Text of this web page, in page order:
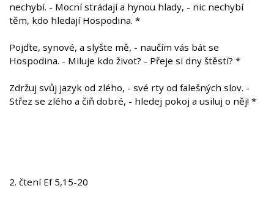
nechybí. - Mocní strádají a hynou hlady, - nic nechybí
těm, kdo hledají Hospodina. *
Pojďte, synové, a slyšte mě, - naučím vás bát se
Hospodina. - Miluje kdo život? - Přeje si dny štěstí? *
Zdržuj svůj jazyk od zlého, - své rty od falešných slov. -
Střez se zlého a čiň dobré, - hledej pokoj a usiluj o něj! *
2. čtení Ef 5,15-20